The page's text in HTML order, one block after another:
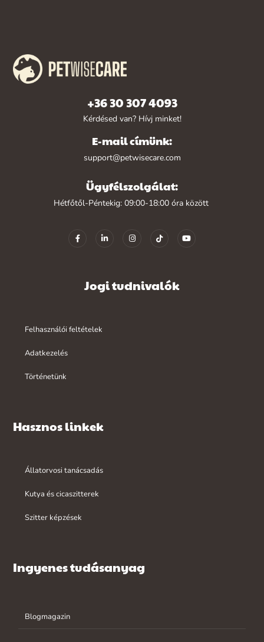
+36 30 307 4093
Kérdésed van? Hívj minket!
E-mail címünk:
support@petwisecare.com
Ügyfélszolgálat:
Hétfőtől-Péntekig: 09:00-18:00 óra között
Jogi tudnivalók
Felhasználói feltételek
Adatkezelés
Történetünk
Hasznos linkek
Állatorvosi tanácsadás
Kutya és cicaszitterek
Szitter képzések
Ingyenes tudásanyag
Blogmagazin